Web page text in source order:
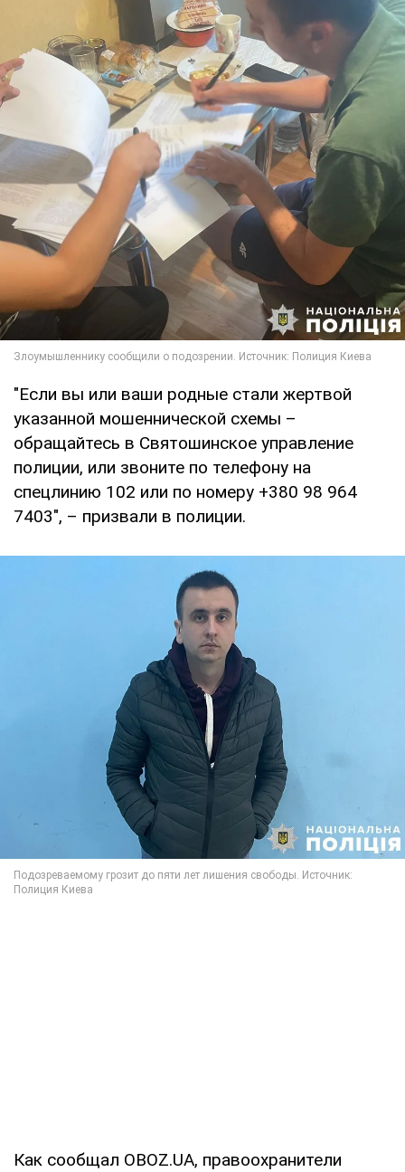
"Если вы или ваши родные стали жертвой
указанной мошеннической схемы –
обращайтесь в Святошинское управление
полиции, или звоните по телефону на
спецлинию 102 или по номеру +380 98 964
7403", – призвали в полиции.
Как сообщал OBOZ.UA, правоохранители